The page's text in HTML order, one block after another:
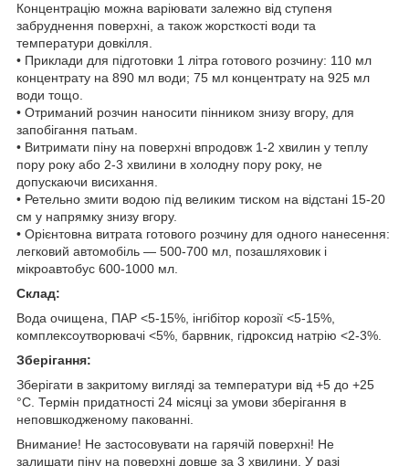
Концентрацію можна варіювати залежно від ступеня
забруднення поверхні, а також жорсткості води та
температури довкілля.
• Приклади для підготовки 1 літра готового розчину: 110 мл
концентрату на 890 мл води; 75 мл концентрату на 925 мл
води тощо.
• Отриманий розчин наносити пінником знизу вгору, для
запобігання патьам.
• Витримати піну на поверхні впродовж 1-2 хвилин у теплу
пору року або 2-3 хвилини в холодну пору року, не
допускаючи висихання.
• Ретельно змити водою під великим тиском на відстані 15-20
см у напрямку знизу вгору.
• Орієнтовна витрата готового розчину для одного нанесення:
легковий автомобіль — 500-700 мл, позашляховик і
мікроавтобус 600-1000 мл.
Склад:
Вода очищена, ПАР <5-15%, інгібітор корозії <5-15%,
комплексоутворювачі <5%, барвник, гідроксид натрію <2-3%.
Зберігання:
Зберігати в закритому вигляді за температури від +5 до +25
°C. Термін придатності 24 місяці за умови зберігання в
неповшкодженому пакованні.
Внимание! Не застосовувати на гарячій поверхні! Не
залишати піну на поверхні довше за 3 хвилини. У разі